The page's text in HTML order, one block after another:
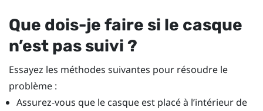
Que dois-je faire si le casque
n’est pas suivi ?
Essayez les méthodes suivantes pour résoudre le
problème :
Assurez-vous que le casque est placé à l’intérieur de